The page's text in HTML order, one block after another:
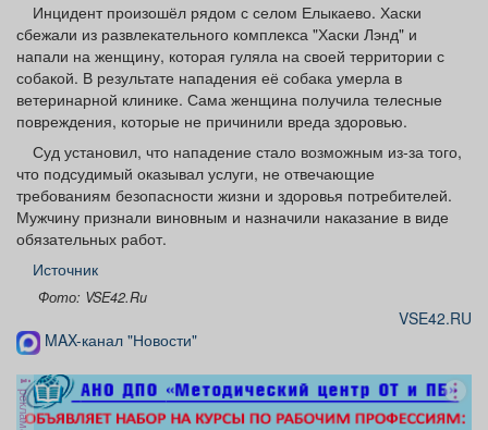
ТВ программа Я - пенсионер
Инцидент произошёл рядом с селом Елыкаево. Хаски
сбежали из развлекательного комплекса "Хаски Лэнд" и
напали на женщину, которая гуляла на своей территории с
собакой. В результате нападения её собака умерла в
ветеринарной клинике. Сама женщина получила телесные
повреждения, которые не причинили вреда здоровью.
Суд установил, что нападение стало возможным из-за того,
что подсудимый оказывал услуги, не отвечающие
требованиям безопасности жизни и здоровья потребителей.
Мужчину признали виновным и назначили наказание в виде
обязательных работ.
Источник
Фото: VSE42.Ru
VSE42.RU
MAX-канал "Новости"
реклама